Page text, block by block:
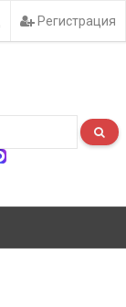
Регистрация